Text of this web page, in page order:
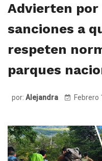
Advierten por
sanciones a
respeten
parques
por: Alejandra Febrero